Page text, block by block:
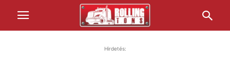
Hirdetés: